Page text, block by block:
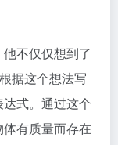
不仅仅想到了
据这个想法写
式。通过这个
有质量而存在